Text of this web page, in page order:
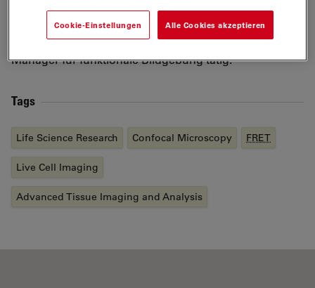
konzentrierte sich auf das Verständnis von HIV- und
EBOLA-Eintrittsmechanismen in Zellen. Seit 2019 ist er
bei Leica Microsystems als Product Application
Manager für funktionale Bildgebung tätig.
Tags
Life Science Research Confocal Microscopy FRET
Live Cell Imaging
Advanced Tissue Imaging and Analysis
Cookie-Einstellungen Alle Cookies akzeptieren